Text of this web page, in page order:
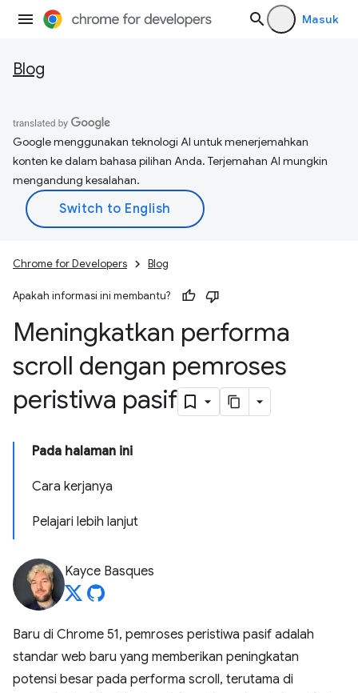
Masuk
Blog
Google menggunakan teknologi AI untuk menerjemahkan
konten ke dalam bahasa pilihan Anda. Terjemahan AI mungkin
mengandung kesalahan.
Chrome for Developers Blog
Apakah informasi ini membantu?
Meningkatkan performa
scroll dengan pemroses
peristiwa pasif
Pada halaman ini
Cara kerjanya
Pelajari lebih lanjut
Kayce Basques
Baru di Chrome 51, pemroses peristiwa pasif adalah
standar web baru yang memberikan peningkatan
potensi besar pada performa scroll, terutama di